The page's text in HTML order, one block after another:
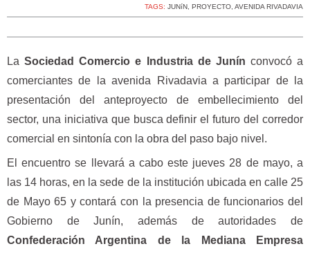
TAGS: JUNíN, PROYECTO, AVENIDA RIVADAVIA
LaSociedad Comercio e Industria de Junín convocó a
comerciantes de la avenida Rivadavia a participar de la
presentación del anteproyecto de embellecimiento del
sector, una iniciativa que busca definir el futuro del corredor
comercial en sintonía con la obra del paso bajo nivel.
El encuentro se llevará a cabo este jueves 28 de mayo, a
las 14 horas, en la sede de la institución ubicada en calle 25
de Mayo 65 y contará con la presencia de funcionarios del
Gobierno de Junín, además de autoridades de
Confederación Argentina de la Mediana Empresa